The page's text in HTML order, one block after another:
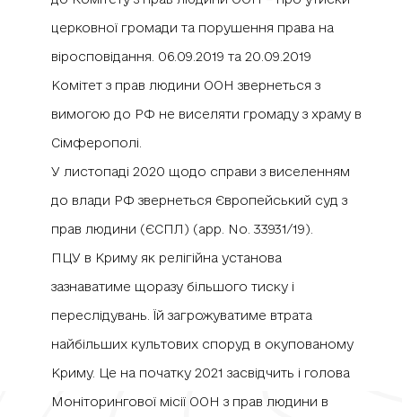
церковної громади та порушення права на
віросповідання. 06.09.2019 та 20.09.2019
Комітет з прав людини ООН звернеться з
вимогою до РФ не виселяти громаду з храму в
Сімферополі.
У листопаді 2020 щодо справи з виселенням
до влади РФ звернеться Європейський суд з
прав людини (ЄСПЛ) (app. No. 33931/19).
ПЦУ в Криму як релігійна установа
зазнаватиме щоразу більшого тиску і
переслідувань. Їй загрожуватиме втрата
найбільших культових споруд в окупованому
Криму. Це на початку 2021 засвідчить і голова
Моніторингової місії ООН з прав людини в